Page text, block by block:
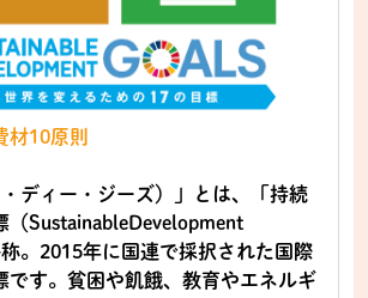
材10原則
・ディー・ジーズ）」とは、「持続
（SustainableDevelopment
。2015年に国連で採択された国際
です。貧困や飢餓、教育やエネルギ